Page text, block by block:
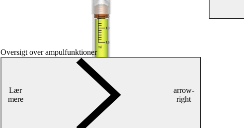
Oversigt over ampulfunktioner
Lær
mere
arrow-
right